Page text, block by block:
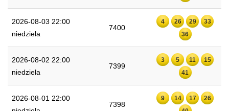
2026-08-03 22:00
niedziela
7400
4 26 29
33
36
2026-08-02 22:00
niedziela
7399
3 5 11
15
41
2026-08-01 22:00
7398
9 14 17
26